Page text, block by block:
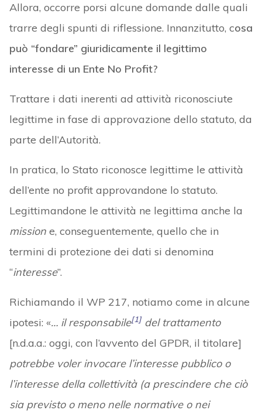
Allora, occorre porsi alcune domande dalle quali
trarre degli spunti di riflessione. Innanzitutto, cosa
può “fondare” giuridicamente il legittimo
interesse di un Ente No Profit?
Trattare i dati inerenti ad attività riconosciute
legittime in fase di approvazione dello statuto, da
parte dell’Autorità.
In pratica, lo Stato riconosce legittime le attività
dell’ente no profit approvandone lo statuto.
Legittimandone le attività ne legittima anche la
missione, conseguentemente, quello che in
termini di protezione dei dati si denomina
“interesse”.
Richiamando il WP 217, notiamo come in alcune
ipotesi: «… il responsabile[1]del trattamento
[n.d.a.a.: oggi, con l’avvento del GPDR, il titolare]
potrebbe voler invocare l’interesse pubblico o
l’interesse della collettività (a prescindere che ciò
sia previsto o meno nelle normative o nei